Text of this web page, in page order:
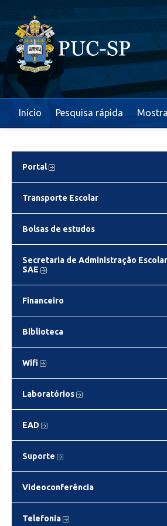
Início Pesquisa rápida
Portal
Transporte Escolar
Bolsas de estudos
Secretaria de Administração
SAE
Financeiro
Biblioteca
Wifi
Laboratórios
EAD
Suporte
Videoconferência
Telefonia